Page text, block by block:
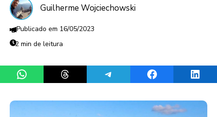
Guilherme Wojciechowski
16/05/2023
2 min de leitura
Share on WhatsAppShare on ThreadsShare on TelegramShare on Facebook